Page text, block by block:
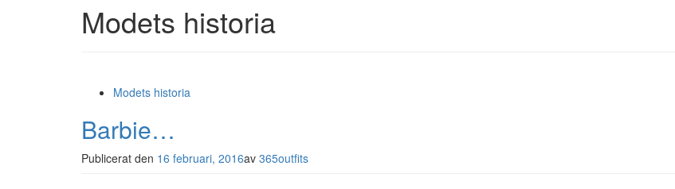
Modets historia
Modets historia
Barbie…
Publicerat den 16 februari, 2016av 365outfits